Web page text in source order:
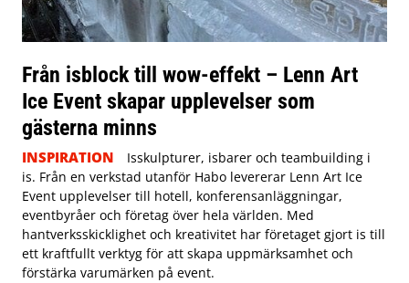
Från isblock till wow-effekt – Lenn Art
Ice Event skapar upplevelser som
gästerna minns
INSPIRATION
Isskulpturer, isbarer och teambuilding i
is. Från en verkstad utanför Habo levererar Lenn Art Ice
Event upplevelser till hotell, konferensanläggningar,
eventbyråer och företag över hela världen. Med
hantverksskicklighet och kreativitet har företaget gjort is till
ett kraftfullt verktyg för att skapa uppmärksamhet och
förstärka varumärken på event.